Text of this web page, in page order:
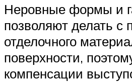
Неровные формы и
позволяют делать с
отделочного
поверхности,
компенсации